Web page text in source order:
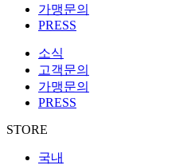
가맹문의
PRESS
소식
고객문의
가맹문의
PRESS
STORE
국내